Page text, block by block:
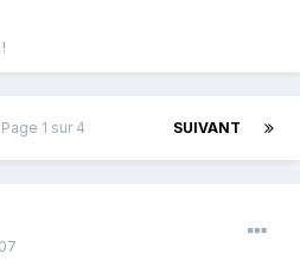
SUIVANT
Page 1 sur 4